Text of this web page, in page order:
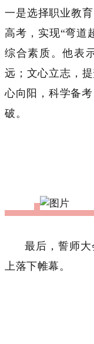
一是选择职业教
高考，实现“弯道
综合素质。他表
远；文心立志，
心向阳，科学备
破。
最后，誓师
上落下帷幕。